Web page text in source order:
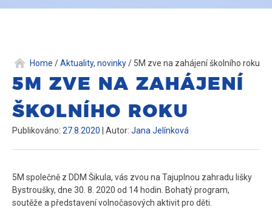
Home /Aktuality, novinky/ 5M zve na zahájení školního roku
5M ZVE NA ZAHÁJENÍ
ŠKOLNÍHO ROKU
Publikováno: 27.8.2020 | Autor: Jana Jelínková
5M společně z DDM Šikula, vás zvou na Tajuplnou zahradu lišky
Bystroušky, dne 30. 8. 2020 od 14 hodin. Bohatý program,
soutěže a představení volnočasových aktivit pro děti.